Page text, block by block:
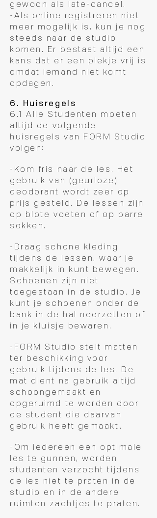
gewoon als late-cancel.
-Als online registreren niet
meer mogelijk is, kun je nog
steeds naar de studio
komen. Er bestaat altijd een
kans dat er een plekje vrij is
omdat iemand niet komt
opdagen.
6. Huisregels
6.1 Alle Studenten moeten
altijd de volgende
huisregels van FORM Studio
volgen:
-Kom fris naar de les. Het
gebruik van (geurloze)
deodorant wordt zeer op
prijs gesteld. De lessen zijn
op blote voeten of op barre
sokken.
-Draag schone kleding
tijdens de lessen, waar je
makkelijk in kunt bewegen.
Schoenen zijn niet
toegestaan in de studio. Je
kunt je schoenen onder de
bank in de hal neerzetten of
in je kluisje bewaren.
-FORM Studio stelt matten
ter beschikking voor
gebruik tijdens de les. De
mat dient na gebruik altijd
schoongemaakt en
opgeruimd te worden door
de student die daarvan
gebruik heeft gemaakt.
-Om iedereen een optimale
les te gunnen, worden
studenten verzocht tijdens
de les niet te praten in de
studio en in de andere
ruimten zachtjes te praten.